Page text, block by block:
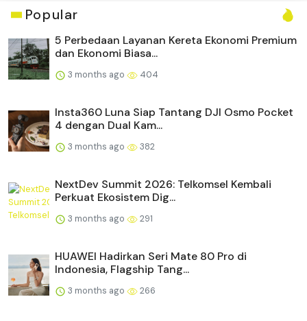
Popular
5 Perbedaan Layanan Kereta Ekonomi Premium
dan Ekonomi Biasa...
3 months ago 404
Insta360 Luna Siap Tantang DJI Osmo Pocket
4 dengan Dual Kam...
3 months ago 382
NextDev Summit 2026: Telkomsel Kembali
Perkuat Ekosistem Dig...
3 months ago 291
HUAWEI Hadirkan Seri Mate 80 Pro di
Indonesia, Flagship Tang...
3 months ago 266